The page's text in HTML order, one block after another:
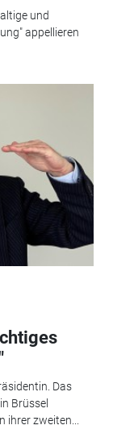
und
appellieren
Das
Brüssel
zweiten...